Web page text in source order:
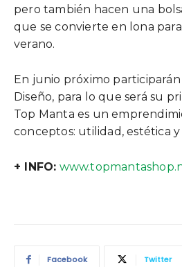
pero también hacen una
que se convierte en lona
verano.
En junio próximo
Diseño, para lo que será su
Top Manta es un
conceptos: utilidad, estética y
+ INFO:
Facebook Twitter